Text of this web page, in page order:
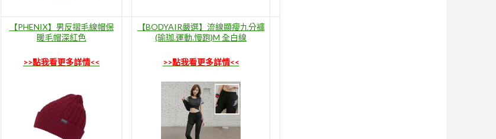
【PHENIX】男反摺毛線帽保
暖毛帽深紅色
>>點我看更多詳情<<
【BODYAIR嚴選】流線顯瘦九分褲
(瑜珈.運動.慢跑)M 全白線
>>點我看更多詳情<<